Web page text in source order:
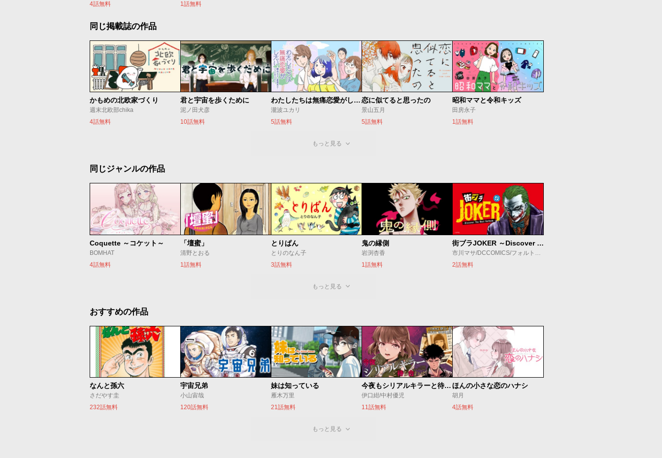
4話無料
1話無料
同じ掲載誌の作品
かもめの北欧家づくり
週末北欧部chika
4話無料
君と宇宙を歩くために
泥ノ田犬彦
10話無料
わたしたちは無痛恋愛がしたい 〜鍵垢女子と星屑男子とフェミおじさん〜
瀧波ユカリ
5話無料
恋に似てると思ったの
景山五月
5話無料
昭和ママと令和キッズ
田房永子
1話無料
もっと見る
同じジャンルの作品
Coquette ～コケット～
BOMHAT
4話無料
「壇蜜」
清野とおる
1話無料
とりぱん
とりのなん子
3話無料
鬼の縁側
岩渕杏香
1話無料
街ブラJOKER ～Discover The Next Gotham～
市川マサ/DCCOMICS/フォルトゥーナ
2話無料
もっと見る
おすすめの作品
なんと孫六
さだやす圭
232話無料
宇宙兄弟
小山宙哉
120話無料
妹は知っている
雁木万里
21話無料
今夜もシリアルキラーと待ち合わせ
伊口紺/中村優児
11話無料
ほんの小さな恋のハナシ
胡月
4話無料
もっと見る